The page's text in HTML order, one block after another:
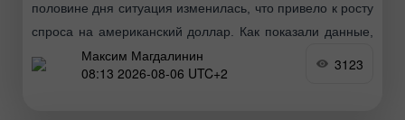
половине дня ситуация изменилась, что привело к росту
спроса на американский доллар. Как показали данные,
частный сектор США уверенно вошёл
Максим Магдалинин
08:13 2026-08-06 UTC+2
3123